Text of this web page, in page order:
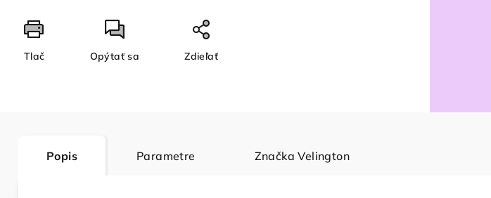
Tlač Opýtať sa Zdieľať
Popis Parametre Značka Velington